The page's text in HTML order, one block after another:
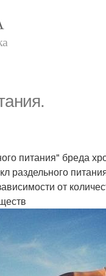
питания" бреда
раздельного
от